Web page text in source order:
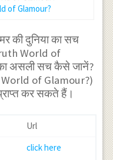
of Glamour?
की दुनिया का सच
World of
असली सच कैसे जानें?
of Glamour?)
कर सकते हैं।
Url
click here